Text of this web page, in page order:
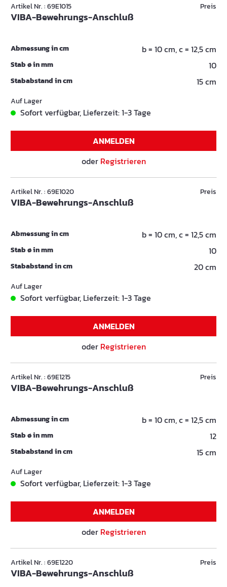
Artikel Nr. : 69E1015
VIBA-Bewehrungs-Anschluß
Preis
Abmessung in cm b = 10 cm, c = 12,5 cm
Stab ø in mm 10
Stababstand in cm 15 cm
Auf Lager
Sofort verfügbar, Lieferzeit: 1-3 Tage
ANMELDEN
oder Registrieren
Artikel Nr. : 69E1020
VIBA-Bewehrungs-Anschluß
Preis
Abmessung in cm b = 10 cm, c = 12,5 cm
Stab ø in mm 10
Stababstand in cm 20 cm
Auf Lager
Sofort verfügbar, Lieferzeit: 1-3 Tage
ANMELDEN
oder Registrieren
Artikel Nr. : 69E1215
VIBA-Bewehrungs-Anschluß
Preis
Abmessung in cm b = 10 cm, c = 12,5 cm
Stab ø in mm 12
Stababstand in cm 15 cm
Auf Lager
Sofort verfügbar, Lieferzeit: 1-3 Tage
ANMELDEN
oder Registrieren
Artikel Nr. : 69E1220
VIBA-Bewehrungs-Anschluß
Preis